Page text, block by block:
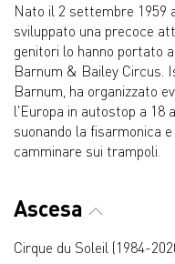
Nato il 2 settembre 1959
sviluppato una precoce
genitori lo hanno portato
Barnum & Bailey Circus.
Barnum, ha organizzato
l'Europa in autostop a 18
suonando la fisarmonica
camminare sui trampoli.
Ascesa
Cirque du Soleil (1984-